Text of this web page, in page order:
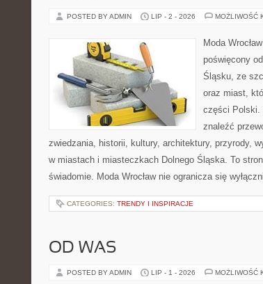
POSTED BY ADMIN LIP - 2 - 2026 MOŻLIWOŚĆ
Moda
poświęcony
Śląsku, ze
oraz miast,
części Polski.
znaleźć
zwiedzania, historii, kultury, architektury, przyrody,
w miastach i miasteczkach Dolnego Śląska. To
świadomie. Moda Wrocław nie ogranicza się
CATEGORIES: TRENDY I INSPIRACJE
OD WAS
POSTED BY ADMIN LIP - 1 - 2026 MOŻLIWOŚĆ